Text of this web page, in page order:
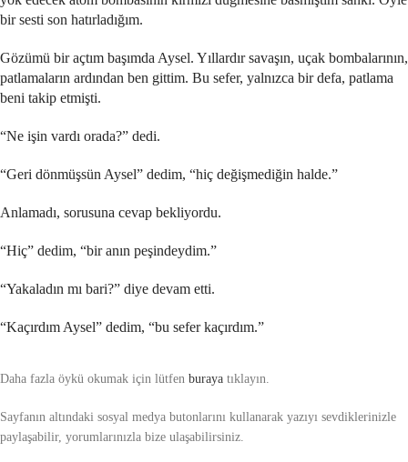
bir sesti son hatırladığım.
Gözümü bir açtım başımda Aysel. Yıllardır savaşın, uçak bombalarının,
patlamaların ardından ben gittim. Bu sefer, yalnızca bir defa, patlama
beni takip etmişti.
“Ne işin vardı orada?” dedi.
“Geri dönmüşsün Aysel” dedim, “hiç değişmediğin halde.”
Anlamadı, sorusuna cevap bekliyordu.
“Hiç” dedim, “bir anın peşindeydim.”
“Yakaladın mı bari?” diye devam etti.
“Kaçırdım Aysel” dedim, “bu sefer kaçırdım.”
Daha fazla öykü okumak için lütfen buraya tıklayın.
Sayfanın altındaki sosyal medya butonlarını kullanarak yazıyı sevdiklerinizle
paylaşabilir, yorumlarınızla bize ulaşabilirsiniz.